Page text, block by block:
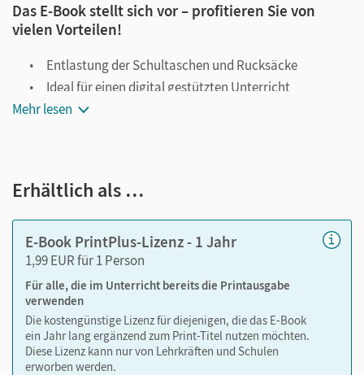
Das E-Book stellt sich vor – profitieren Sie von
vielen Vorteilen!
Entlastung der Schultaschen und Rucksäcke
Ideal für einen digital gestützten Unterricht
Notiz- und Markierungsmöglichkeit
Lernen:
Notizen erstellen
Markierungen setzen
Text ergänzen
Lesezeichen hinzufügen
Suchen im Text
Zoomen
Mehr lesen
Erhältlich als …
E-Book PrintPlus-Lizenz - 1 Jahr
1,99 EUR für 1 Person
Für alle, die im Unterricht bereits die Printausgabe
verwenden
Die kostengünstige Lizenz für diejenigen, die das E-Book
ein Jahr lang ergänzend zum Print-Titel nutzen möchten.
Diese Lizenz kann nur von Lehrkräften und Schulen
erworben werden.